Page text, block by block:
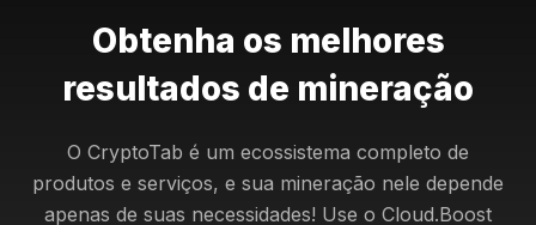
Obtenha os melhores
resultados de mineração
O CryptoTab é um ecossistema completo de
produtos e serviços, e sua mineração nele depende
apenas de suas necessidades! Use o Cloud.Boost